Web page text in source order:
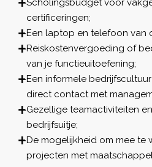
Scholingsbudget voor
certificeringen;
Een laptop en telefoon van
Reiskostenvergoeding of
van je functieuitoefening;
Een informele
direct contact met
Gezellige teamactiviteiten
bedrijfsuitje;
De mogelijkheid om mee te
projecten met